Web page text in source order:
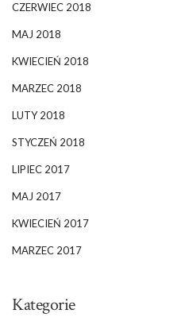
CZERWIEC 2018
MAJ 2018
KWIECIEŃ 2018
MARZEC 2018
LUTY 2018
STYCZEŃ 2018
LIPIEC 2017
MAJ 2017
KWIECIEŃ 2017
MARZEC 2017
Kategorie